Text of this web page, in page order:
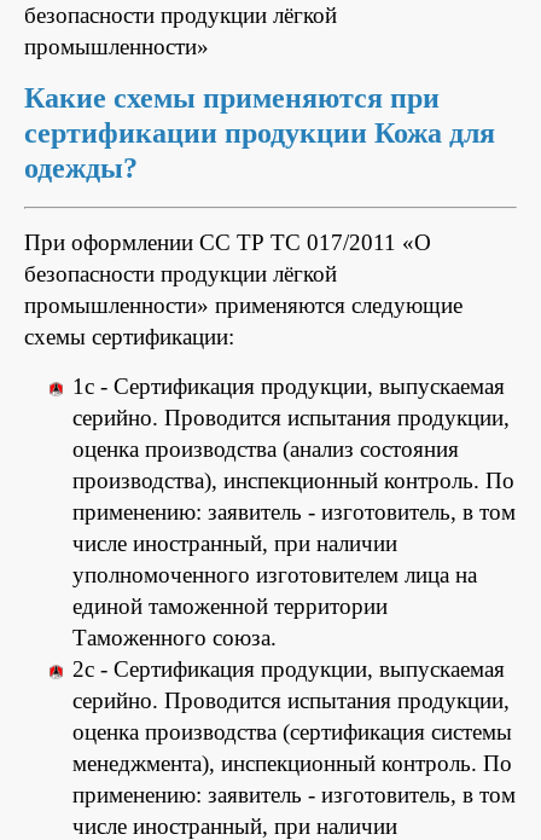
безопасности продукции лёгкой
промышленности»
Какие схемы применяются при
сертификации продукции Кожа для
одежды?
При оформлении СС ТР ТС 017/2011 «О
безопасности продукции лёгкой
промышленности» применяются следующие
схемы сертификации:
1с - Сертификация продукции, выпускаемая
серийно. Проводится испытания продукции,
оценка производства (анализ состояния
производства), инспекционный контроль. По
применению: заявитель - изготовитель, в том
числе иностранный, при наличии
уполномоченного изготовителем лица на
единой таможенной территории
Таможенного союза.
2с - Сертификация продукции, выпускаемая
серийно. Проводится испытания продукции,
оценка производства (сертификация системы
менеджмента), инспекционный контроль. По
применению: заявитель - изготовитель, в том
числе иностранный, при наличии